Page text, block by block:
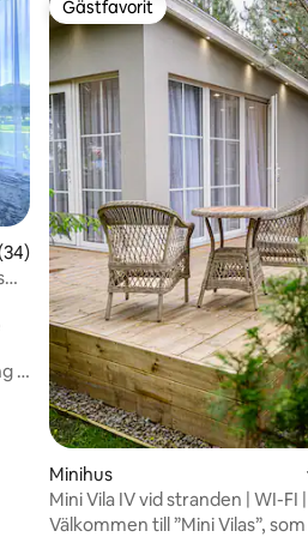
5 i genomsnittligt betyg, 34
i
Gästfavorit
Gästfavorit
Minihus
Mini Vila IV vid stranden | WI-FI
parkering
Välkommen till ”Mini Vilas”,